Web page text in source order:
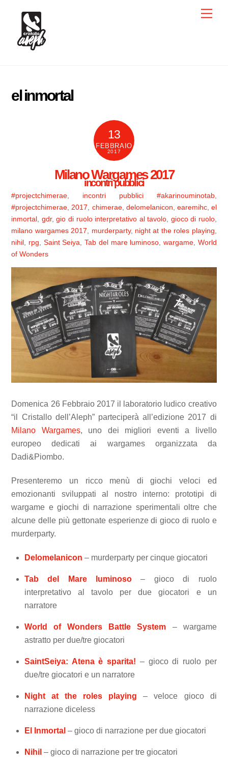
content
el inmortal
13
FEBBRAIO
2017
Milano Wargames 2017
incontri pubblici
#projectchimerae incontri pubblici #akarinouminotab,
#projectchimerae 2017 chimerae, delomelanicon earemihc, el
inmortal gdr,gio di ruolo interpretativo al tavolo gioco di ruolo,
milano wargames 2017
murderparty, night at the roles playing
nihil
rpg Saint Seiya ,Tab del mare luminoso wargame, World
of Wonders
Domenica 26 Febbraio 2017 il laboratorio ludico creativo
“il Cristallo dell’Aleph” parteciperà all’edizione 2017 di
Milano Wargames, uno dei migliori eventi a livello
europeo dedicati ai wargames organizzata da
Dadi&Piombo.
Presenteremo un ricco menù di giochi veloci ed
emozionanti sviluppati al nostro interno: prototipi di
wargame e giochi di narrazione sperimentali oltre che
alcune delle più gettonate esperienze di gioco di ruolo e
murderparty.
Delomelanicon – murderparty per cinque giocatori
Tab del Mare luminoso – gioco di ruolo
interpretativo al tavolo per due giocatori e un
narratore
World of Wonders Battle System – wargame
astratto per due/tre giocatori
SaintSeiya: Atena è sparita! – gioco di ruolo per
due/tre giocatori e un narratore
Night at the roles playing – veloce gioco di
narrazione diceless
El Inmortal – gioco di narrazione per due giocatori
Nihil – gioco di narrazione per tre giocatori